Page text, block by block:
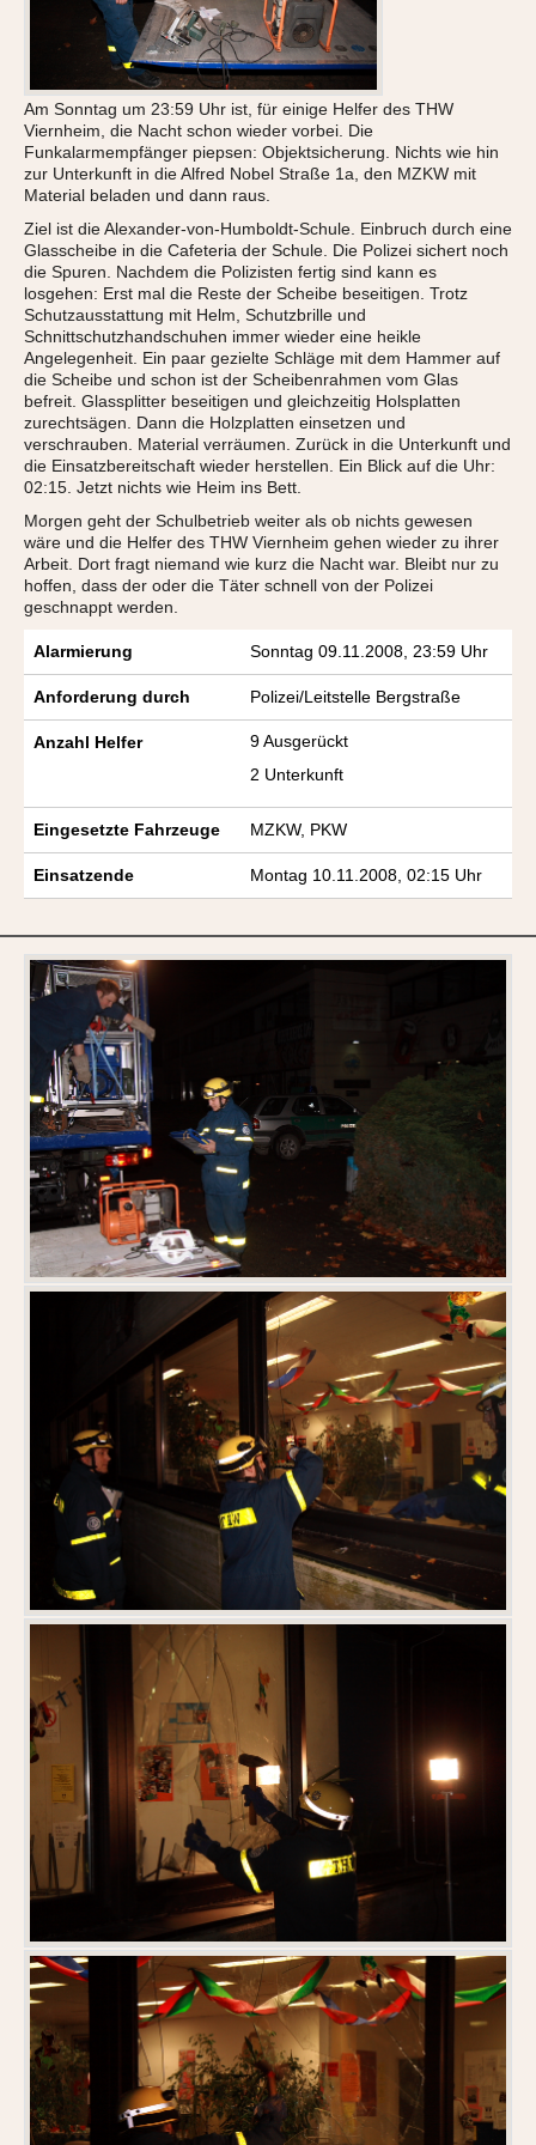
Am Sonntag um 23:59 Uhr ist, für einige Helfer des THW
Viernheim, die Nacht schon wieder vorbei. Die
Funkalarmempfänger piepsen: Objektsicherung. Nichts wie hin
zur Unterkunft in die Alfred Nobel Straße 1a, den MZKW mit
Material beladen und dann raus.
Ziel ist die Alexander-von-Humboldt-Schule. Einbruch durch eine
Glasscheibe in die Cafeteria der Schule. Die Polizei sichert noch
die Spuren. Nachdem die Polizisten fertig sind kann es
losgehen: Erst mal die Reste der Scheibe beseitigen. Trotz
Schutzausstattung mit Helm, Schutzbrille und
Schnittschutzhandschuhen immer wieder eine heikle
Angelegenheit. Ein paar gezielte Schläge mit dem Hammer auf
die Scheibe und schon ist der Scheibenrahmen vom Glas
befreit. Glassplitter beseitigen und gleichzeitig Holsplatten
zurechtsägen. Dann die Holzplatten einsetzen und
verschrauben. Material verräumen. Zurück in die Unterkunft und
die Einsatzbereitschaft wieder herstellen. Ein Blick auf die Uhr:
02:15. Jetzt nichts wie Heim ins Bett.
Morgen geht der Schulbetrieb weiter als ob nichts gewesen
wäre und die Helfer des THW Viernheim gehen wieder zu ihrer
Arbeit. Dort fragt niemand wie kurz die Nacht war. Bleibt nur zu
hoffen, dass der oder die Täter schnell von der Polizei
geschnappt werden.
Alarmierung Sonntag 09.11.2008, 23:59 Uhr
Anforderung durch Polizei/Leitstelle Bergstraße
Anzahl Helfer
9 Ausgerückt
2 Unterkunft
Eingesetzte Fahrzeuge MZKW, PKW
Einsatzende Montag 10.11.2008, 02:15 Uhr